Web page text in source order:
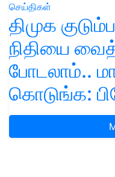
செய்திகள்
திமுக
நிதியை
போடலாம்..
கொடுங்க: